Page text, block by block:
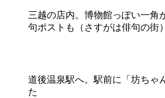
三越の店内。博物館っぽい一角
句ポストも（さすがは俳句の街）
道後温泉駅へ。駅前に「坊ちゃ
た